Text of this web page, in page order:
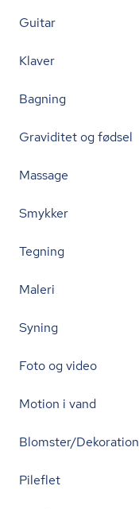
Guitar
Klaver
Bagning
Graviditet og fødsel
Massage
Smykker
Tegning
Maleri
Syning
Foto og video
Motion i vand
Blomster/Dekoration
Pileflet